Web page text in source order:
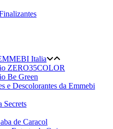
Italia
ZERO35COLOR
Be Green
e Descolorantes da Emmebi
Secrets
de Caracol